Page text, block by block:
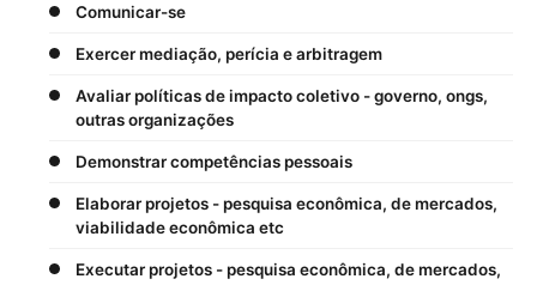
Comunicar-se
Exercer mediação, perícia e arbitragem
Avaliar políticas de impacto coletivo - governo, ongs,
outras organizações
Demonstrar competências pessoais
Elaborar projetos - pesquisa econômica, de mercados,
viabilidade econômica etc
Executar projetos - pesquisa econômica, de mercados,